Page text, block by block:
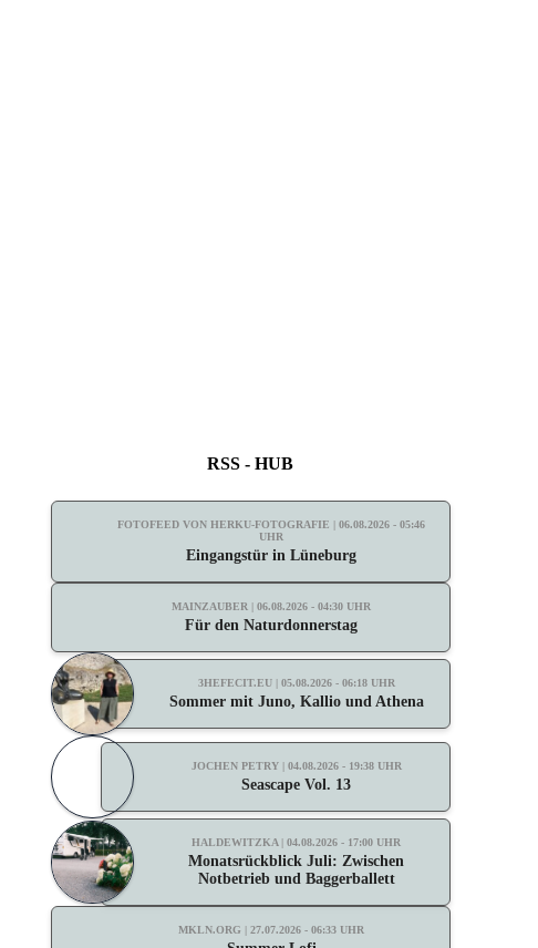
RSS - HUB
FOTOFEED VON HERKU-FOTOGRAFIE | 06.08.2026 - 05:46
UHR
Eingangstür in Lüneburg
MAINZAUBER | 06.08.2026 - 04:30 UHR
Für den Naturdonnerstag
3HEFECIT.EU | 05.08.2026 - 06:18 UHR
Sommer mit Juno, Kallio und Athena
JOCHEN PETRY | 04.08.2026 - 19:38 UHR
Seascape Vol. 13
HALDEWITZKA | 04.08.2026 - 17:00 UHR
Monatsrückblick Juli: Zwischen
Notbetrieb und Baggerballett
MKLN.ORG | 27.07.2026 - 06:33 UHR